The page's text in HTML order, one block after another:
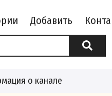
Добавить
о канале